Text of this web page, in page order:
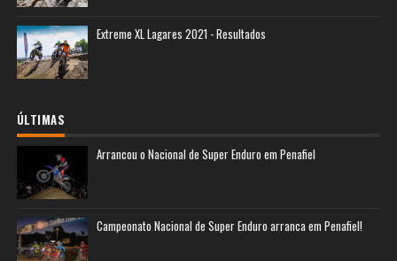
Extreme XL Lagares 2021 - Resultados
ÚLTIMAS
Arrancou o Nacional de Super Enduro em Penafiel
Campeonato Nacional de Super Enduro arranca em Penafiel!